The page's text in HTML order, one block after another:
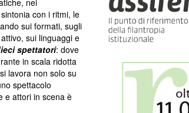
con i ritmi, le
sui formati, sugli
sui linguaggi e
spettatori: dove
in scala ridotta
lavora non solo su
spettacolo
e attori in scena è